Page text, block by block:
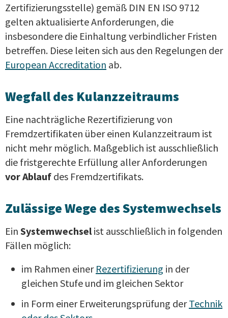
Zertifizierungsstelle) gemäß DIN EN ISO 9712
gelten aktualisierte Anforderungen, die
insbesondere die Einhaltung verbindlicher Fristen
betreffen. Diese leiten sich aus den Regelungen der
European Accreditation ab.
Wegfall des Kulanzzeitraums
Eine nachträgliche Rezertifizierung von
Fremdzertifikaten über einen Kulanzzeitraum ist
nicht mehr möglich. Maßgeblich ist ausschließlich
die fristgerechte Erfüllung aller Anforderungen
vor Ablauf des Fremdzertifikats.
Zulässige Wege des Systemwechsels
Ein Systemwechselist ausschließlich in folgenden
Fällen möglich:
im Rahmen einer Rezertifizierung in der
gleichen Stufe und im gleichen Sektor
in Form einer Erweiterungsprüfung derTechnik